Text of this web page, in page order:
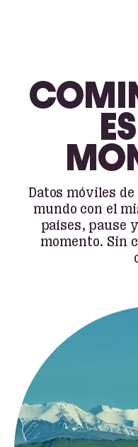
Datos móviles
mundo con el
países, pause
momento. Sin